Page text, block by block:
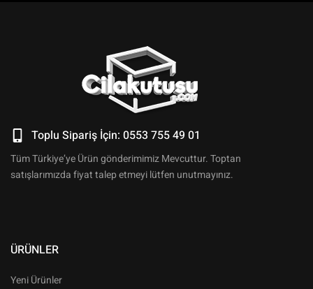
Toplu Sipariş İçin: 0553 755 49 01
Tüm Türkiye’ye Ürün gönderimimiz Mevcuttur. Toptan
satışlarımızda fiyat talep etmeyi lütfen unutmayınız.
ÜRÜNLER
Yeni Ürünler